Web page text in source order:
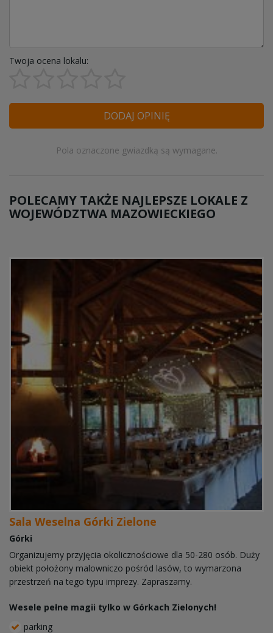
Twoja ocena lokalu:
DODAJ OPINIĘ
Pola oznaczone gwiazdką są wymagane.
POLECAMY TAKŻE NAJLEPSZE LOKALE Z
WOJEWÓDZTWA MAZOWIECKIEGO
Sala Weselna Górki Zielone
Górki
Organizujemy przyjęcia okolicznościowe dla 50-280 osób. Duży
obiekt położony malowniczo pośród lasów, to wymarzona
przestrzeń na tego typu imprezy. Zapraszamy.
Wesele pełne magii tylko w Górkach Zielonych!
parking